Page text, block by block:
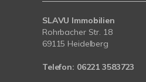
SLAVU Immobilien
Rohrbacher Str. 18
69115 Heidelberg
Telefon: 06221 3583723